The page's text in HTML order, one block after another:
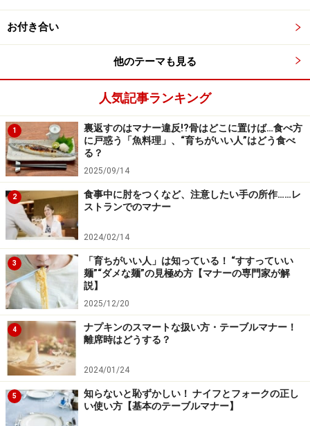
お付き合い
他のテーマも見る
人気記事ランキング
1
裏返すのはマナー違反!?骨はどこに置けば…食べ方
に戸惑う「魚料理」、“育ちがいい人”はどう食べ
る？
2025/09/14
2
食事中に肘をつくなど、注意したい手の所作……レ
ストランでのマナー
2024/02/14
3
「育ちがいい人」は知っている！ “すすっていい
麺”“ダメな麺”の見極め方【マナーの専門家が解
説】
2025/12/20
4
ナプキンのスマートな扱い方・テーブルマナー！
離席時はどうする？
2024/01/24
5
知らないと恥ずかしい！ ナイフとフォークの正し
い使い方【基本のテーブルマナー】